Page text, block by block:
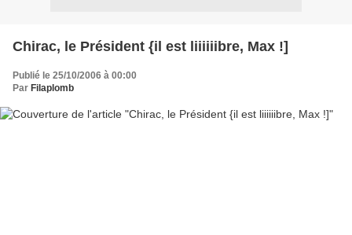
Chirac, le Président {il est liiiiiibre, Max !]
Publié le 25/10/2006 à 00:00
Par Filaplomb